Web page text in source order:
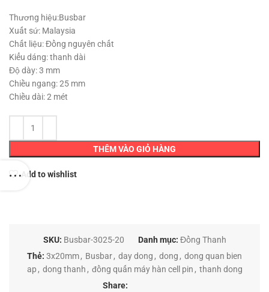
Thương hiệu:Busbar
Xuất sứ: Malaysia
Chất liệu: Đồng nguyên chất
Kiểu dáng: thanh dài
Độ dày: 3 mm
Chiều ngang: 25 mm
Chiều dài: 2 mét
THÊM VÀO GIỎ HÀNG
Add to wishlist
SKU: Busbar-3025-20 Danh mục: Đồng Thanh
Thẻ: 3x20mm, Busbar, day dong , dong , dong quan bien
ap , dong thanh , đồng quấn máy hàn cell pin , thanh dong
Share: